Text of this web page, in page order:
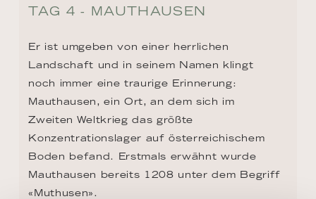
TAG 4 - MAUTHAUSEN
Er ist umgeben von einer herrlichen
Landschaft und in seinem Namen klingt
noch immer eine traurige Erinnerung:
Mauthausen, ein Ort, an dem sich im
Zweiten Weltkrieg das größte
Konzentrationslager auf österreichischem
Boden befand. Erstmals erwähnt wurde
Mauthausen bereits 1208 unter dem Begriff
«Muthusen».